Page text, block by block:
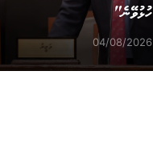
ހުޅުވޭނެ"
04/08/2026